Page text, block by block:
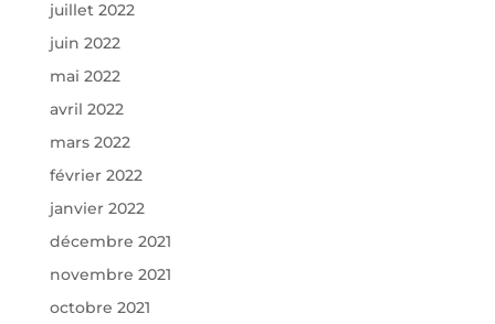
juillet 2022
juin 2022
mai 2022
avril 2022
mars 2022
février 2022
janvier 2022
décembre 2021
novembre 2021
octobre 2021